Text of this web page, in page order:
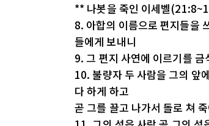
** 나봇을 죽인 이세벨
8. 아합의 이름으로 편지들을
들에게 보내니
9. 그 편지 사연에 이르기를
10. 불량자 두 사람을 그의 앞
다 하게 하고
곧 그를 끌고 나가서 돌로 쳐